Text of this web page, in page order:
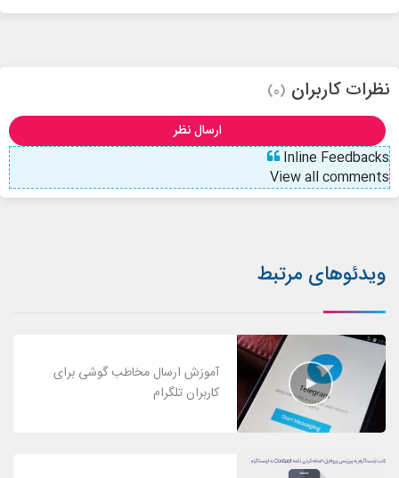
نظرات کاربران (0)
ارسال نظر
Inline Feedbacks
View all comments
ویدئوهای مرتبط
آموزش ارسال مخاطب گوشی برای
کاربران تلگرام